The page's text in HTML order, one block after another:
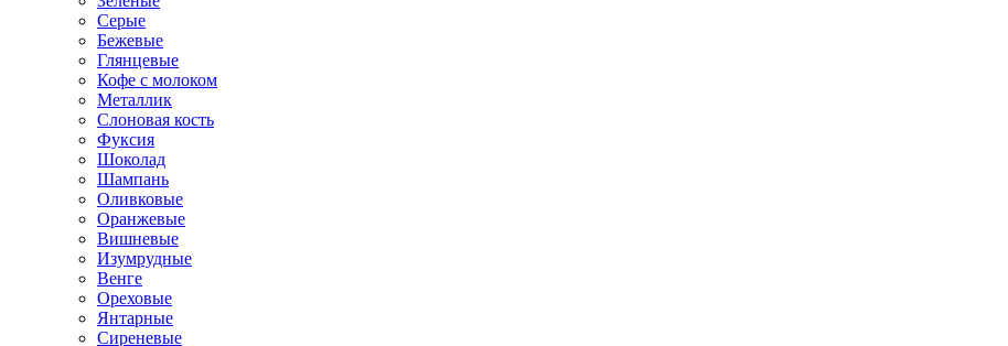
Серые
Бежевые
Глянцевые
Кофе с молоком
Металлик
Слоновая кость
Фуксия
Шоколад
Шампань
Оливковые
Оранжевые
Вишневые
Изумрудные
Венге
Ореховые
Янтарные
Сиреневые